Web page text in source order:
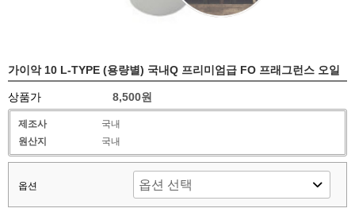
가이악 10 L-TYPE (용량별) 국내Q 프리미엄급 FO 프래그런스 오일
상품가 8,500원
제조사
국내
원산지
국내
옵션